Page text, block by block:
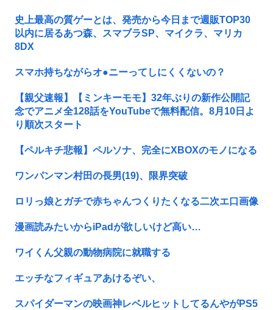
史上最高の質ゲーとは、発売から今日まで週販TOP30
以内に居るあつ森、スマブラSP、マイクラ、マリカ
8DX
スマホ持ちながらオ●ニーってしにくくないの？
【親父速報】【ミンキーモモ】32年ぶりの新作公開記
念でアニメ全128話をYouTubeで無料配信。8月10日よ
り順次スタート
【ペルキチ悲報】ペルソナ、完全にXBOXのモノになる
ワンパンマン村田の長男(19)、限界突破
ロリっ娘とガチで赤ちゃんつくりたくなる二次エ口画像
漫画読みたいからiPadが欲しいけど高い…
ワイくん父親の動物病院に就職する
エッチなフィギュアあけるぞい、
スパイダーマンの映画神レベルヒットしてるんやがPS5